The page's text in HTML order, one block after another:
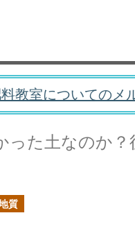
教室についてのメ
った土なのか？
質